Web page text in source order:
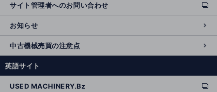
サイト管理者へのお問い合わせ
ext
e
r
n
al
si
e
お知らせ
中古機械売買の注意点
英語サイト
USED MACHINERY.Bz ext